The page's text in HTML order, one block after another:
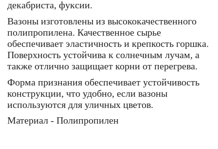
декабриста, фуксии.
Вазоны изготовлены из высококачественного
полипропилена. Качественное сырье
обеспечивает эластичность и крепкость горшка.
Поверхность устойчива к солнечным лучам, а
также отлично защищает корни от перегрева.
Форма признания обеспечивает устойчивость
конструкции, что удобно, если вазоны
используются для уличных цветов.
Материал - Полипропилен